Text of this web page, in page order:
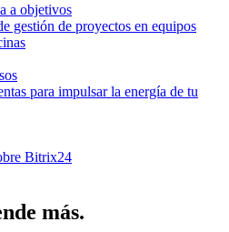
a objetivos
gestión de proyectos en equipos
para impulsar la energía de tu
Bitrix24
más.